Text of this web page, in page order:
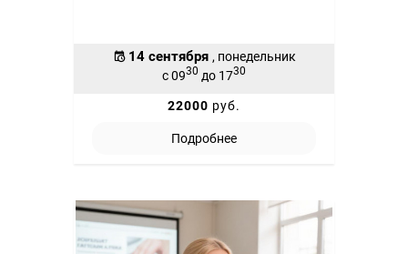
14 сентября , понедельник
с 0930 до 1730
22000 руб.
Подробнее